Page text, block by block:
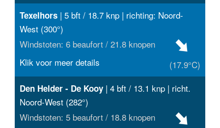
Texelhors | 5 bft / 18.7 knp | richting: Noord-
West (300°)
Windstoten: 6 beaufort / 21.8 knopen
(17.9°C)
Klik voor meer details
Den Helder - De Kooy | 4 bft / 13.1 knp | richt.
Noord-West (282°)
Windstoten: 5 beaufort / 18.8 knopen